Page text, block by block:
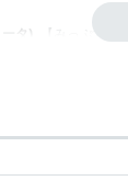
タ ) 【 みっぷす
per